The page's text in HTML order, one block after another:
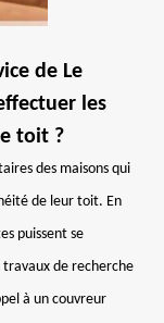
de Le
les
toit ?
des maisons qui
de leur toit. En
puissent se
travaux de recherche
à un couvreur